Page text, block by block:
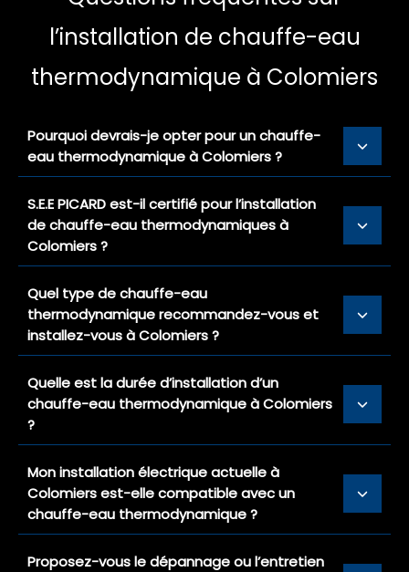
l’installation de chauffe-eau
thermodynamique à Colomiers
Pourquoi devrais-je opter pour un chauffe-
eau thermodynamique à Colomiers ?
S.E.E PICARD est-il certifié pour l’installation
de chauffe-eau thermodynamiques à
Colomiers ?
Quel type de chauffe-eau
thermodynamique recommandez-vous et
installez-vous à Colomiers ?
Quelle est la durée d’installation d’un
chauffe-eau thermodynamique à Colomiers
?
Mon installation électrique actuelle à
Colomiers est-elle compatible avec un
chauffe-eau thermodynamique ?
Proposez-vous le dépannage ou l’entretien